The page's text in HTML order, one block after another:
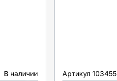
В наличии Артикул 103455